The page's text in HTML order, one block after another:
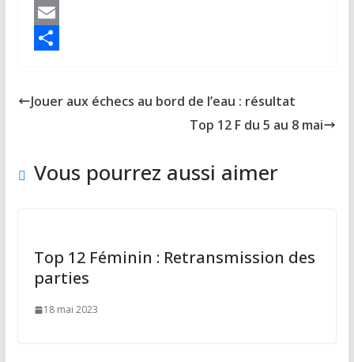
a
c
k
M
a
o
E
a
Jouer aux échecs au bord de l’eau : résultat
Top 12 F du 5 au 8 mai
Vous pourrez aussi aimer
Top 12 Féminin : Retransmission des
parties
18 mai 2023